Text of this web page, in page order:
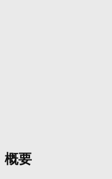
概要